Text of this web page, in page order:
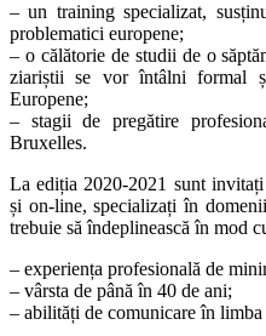
– un training specializat,
problematici europene;
– o călătorie de studii de o
ziariștii se vor întâlni formal
Europene;
– stagii de pregătire
Bruxelles.
La ediția 2020-2021 sunt
și on-line, specializați în
trebuie să îndeplinească în mod
– experiența profesională de
– vârsta de până în 40 de ani;
– abilități de comunicare în limba